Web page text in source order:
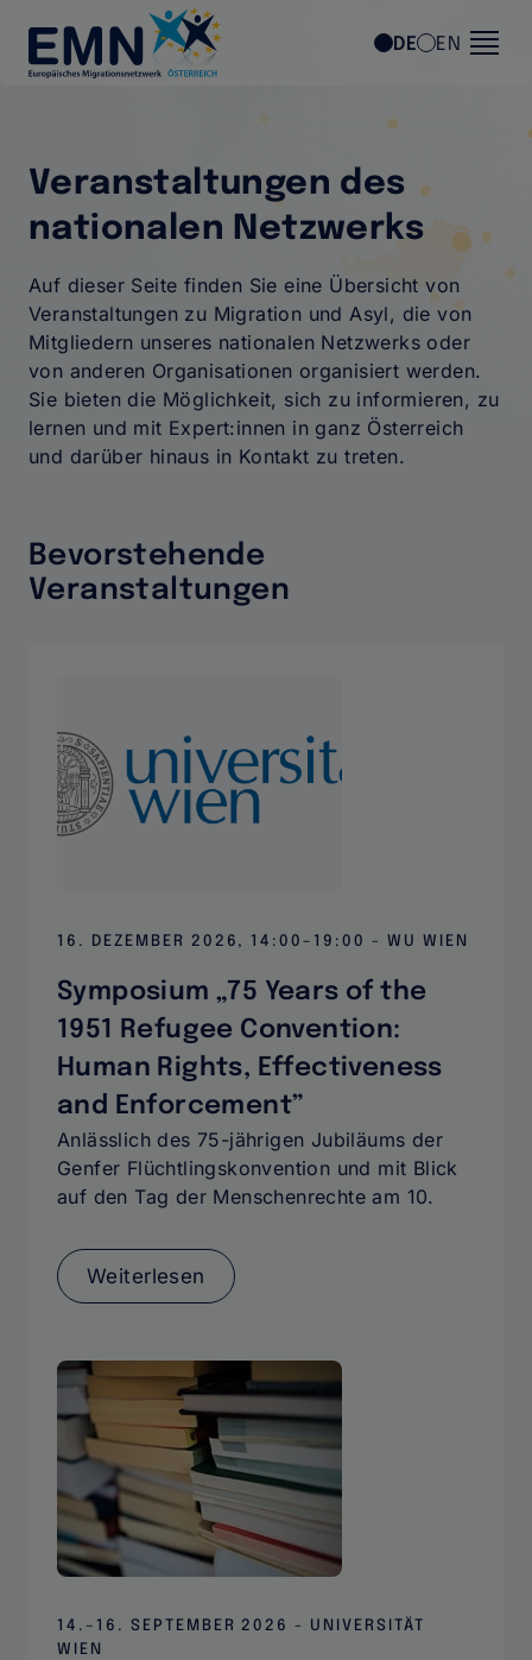
Direkt zum Inhalt
DE EN
Veranstaltungen des
nationalen Netzwerks
Auf dieser Seite finden Sie eine Übersicht von
Veranstaltungen zu Migration und Asyl, die von
Mitgliedern unseres nationalen Netzwerks oder
von anderen Organisationen organisiert werden.
Sie bieten die Möglichkeit, sich zu informieren, zu
lernen und mit Expert:innen in ganz Österreich
und darüber hinaus in Kontakt zu treten.
Bevorstehende
Veranstaltungen
16. DEZEMBER 2026, 14:00–19:00 - WU WIEN
Symposium „75 Years of the
1951 Refugee Convention:
Human Rights, Effectiveness
and Enforcement”
Anlässlich des 75-jährigen Jubiläums der
Genfer Flüchtlingskonvention und mit Blick
auf den Tag der Menschenrechte am 10.
Weiterlesen über
Symposium
of
the
1951
Refugee
Convention:
Human
Rights,
Effectiveness
and
Enforcement”
14.–16. SEPTEMBER 2026 - UNIVERSITÄT
WIEN